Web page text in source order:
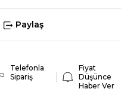
Paylaş
Telefonla
Sipariş
Fiyat
Düşünce
Haber Ver